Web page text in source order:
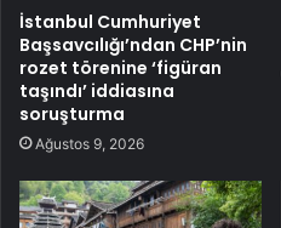
İstanbul Cumhuriyet
Başsavcılığı’ndan CHP’nin
rozet törenine ‘figüran
taşındı’ iddiasına
soruşturma
Ağustos 9, 2026